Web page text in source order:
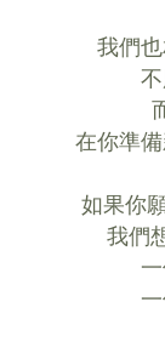
我們
在你準
如果你
我們